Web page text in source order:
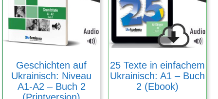
Geschichten auf
Ukrainisch: Niveau
A1-A2 – Buch 2
25 Texte in einfachem
Ukrainisch: A1 – Buch
2 (Ebook)